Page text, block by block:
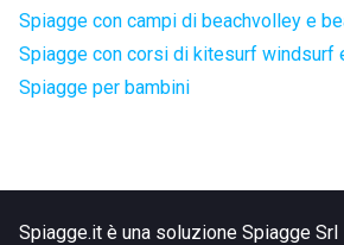
Spiagge con campi di beachvolley e
Spiagge con corsi di kitesurf windsurf
Spiagge per bambini
Spiagge.it è una soluzione Spiagge Srl